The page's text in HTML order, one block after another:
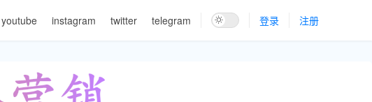
youtube instagram twitter telegram 登录 注册